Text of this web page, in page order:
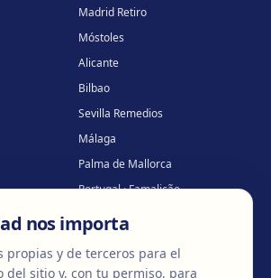
Madrid Retiro
Móstoles
Alicante
Bilbao
Sevilla Remedios
Málaga
Palma de Mallorca
Portugal · Famalicão
Clínica virtual
nos importa
propias y de terceros para el
del sitio y, con tu permiso, para